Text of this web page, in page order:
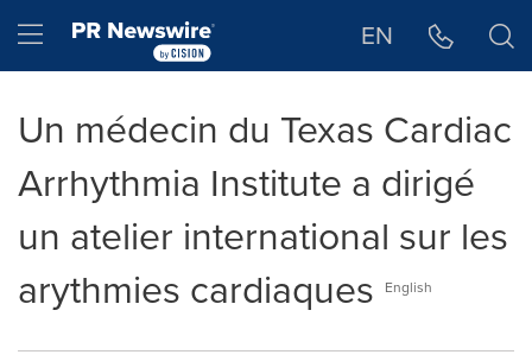
Hamburger menu EN
Un médecin du Texas Cardiac
Arrhythmia Institute a dirigé
un atelier international sur les
arythmies cardiaques
English